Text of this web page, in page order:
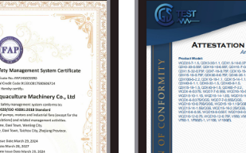
地区排水、暴雨过后排涝以及城市
其耐腐蚀材料及高效设计，使其能
理等应用。